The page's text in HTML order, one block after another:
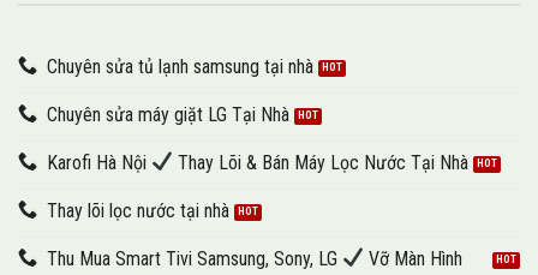
Chuyên sửa tủ lạnh samsung tại nhà
Chuyên sửa máy giặt LG Tại Nhà
Karofi Hà Nội Thay Lõi & Bán Máy Lọc Nước Tại Nhà
Thay lõi lọc nước tại nhà
Thu Mua Smart Tivi Samsung, Sony, LG
Vỡ Màn Hình